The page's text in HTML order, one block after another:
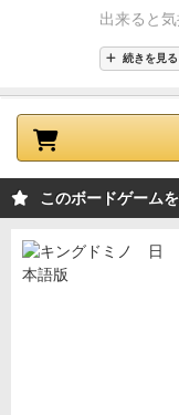
出来ると気
続きを見る
このボードゲーム